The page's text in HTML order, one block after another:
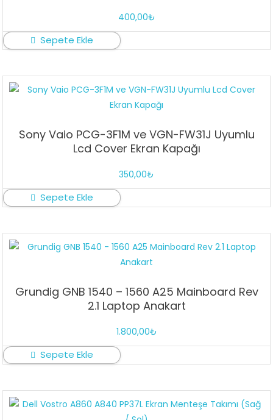
400,00₺
Sepete Ekle
Sony Vaio PCG-3F1M ve VGN-FW31J Uyumlu
Lcd Cover Ekran Kapağı
350,00₺
Sepete Ekle
Grundig GNB 1540 – 1560 A25 Mainboard Rev
2.1 Laptop Anakart
1.800,00₺
Sepete Ekle